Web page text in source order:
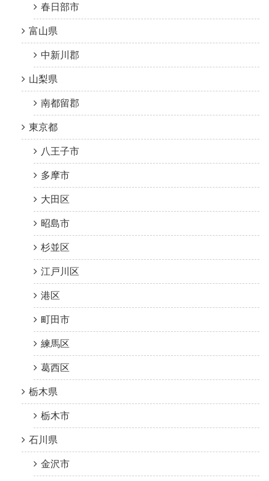
春日部市
富山県
中新川郡
山梨県
南都留郡
東京都
八王子市
多摩市
大田区
昭島市
杉並区
江戸川区
港区
町田市
練馬区
葛西区
栃木県
栃木市
石川県
金沢市